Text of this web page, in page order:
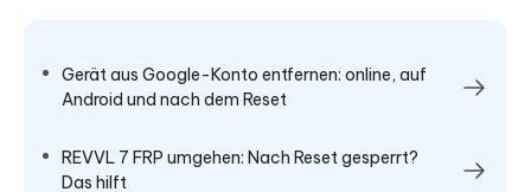
Gerät aus Google-Konto entfernen: online, auf
Android und nach dem Reset
REVVL 7 FRP umgehen: Nach Reset gesperrt?
Das hilft